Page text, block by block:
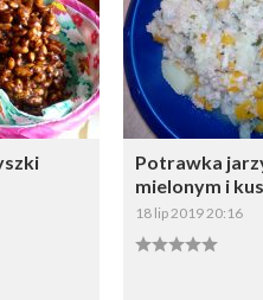
listę:
Potrawka
mielonym i
18 lip 2019 20:16